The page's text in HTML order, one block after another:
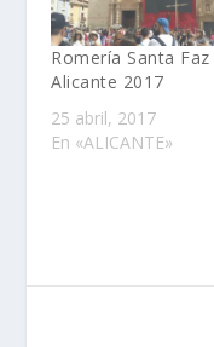
Romería Santa Faz
Alicante 2017
25 abril, 2017
En «ALICANTE»